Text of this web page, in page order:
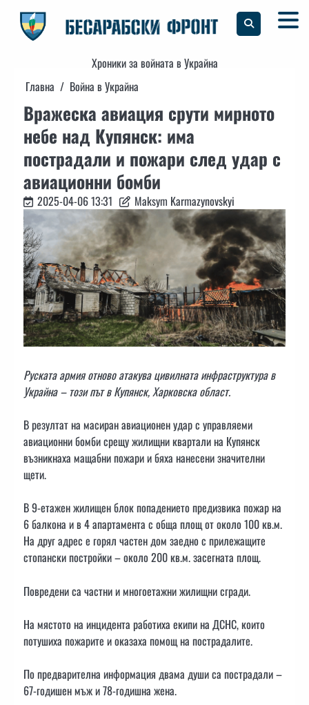
content
Хроники за войната в Украйна
Главна
Война в Украйна
Вражеска авиация срути мирното
небе над Купянск: има
пострадали и пожари след удар с
авиационни бомби
2025-04-06 13:31 Maksym Karmazynovskyi
Руската армия отново атакува цивилната инфраструктура в
Украйна – този път в Купянск, Харковска област.
В резултат на масиран авиационен удар с управляеми
авиационни бомби срещу жилищни квартали на Купянск
възникнаха мащабни пожари и бяха нанесени значителни
щети.
В 9-етажен жилищен блок попадението предизвика пожар на
6 балкона и в 4 апартамента с обща площ от около 100 кв.м.
На друг адрес е горял частен дом заедно с прилежащите
стопански постройки – около 200 кв.м. засегната площ.
Повредени са частни и многоетажни жилищни сгради.
На мястото на инцидента работиха екипи на ДСНС, които
потушиха пожарите и оказаха помощ на пострадалите.
По предварителна информация двама души са пострадали –
67-годишен мъж и 78-годишна жена.